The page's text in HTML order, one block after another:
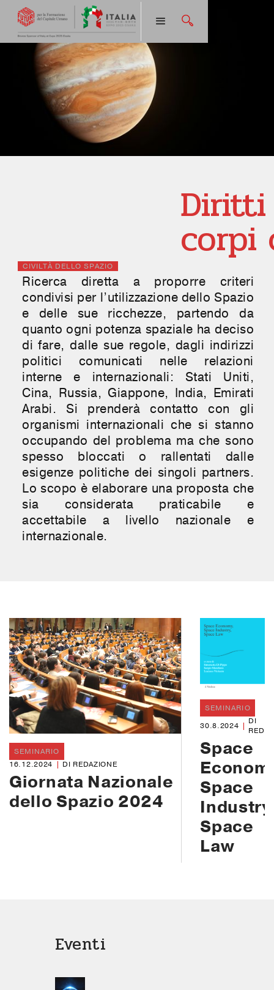
corpi
CIVILTÀ DELLO SPAZIO
Ricerca diretta a proporre criteri
condivisi per l’utilizzazione dello Spazio
e delle sue ricchezze, partendo da
quanto ogni potenza spaziale ha deciso
di fare, dalle sue regole, dagli indirizzi
politici comunicati nelle relazioni
interne e internazionali: Stati Uniti,
Cina, Russia, Giappone, India, Emirati
Arabi. Si prenderà contatto con gli
organismi internazionali che si stanno
occupando del problema ma che sono
spesso bloccati o rallentati dalle
esigenze politiche dei singoli partners.
Lo scopo è elaborare una proposta che
sia considerata praticabile e
accettabile a livello nazionale e
internazionale.
SEMINARIO
16.12.2024 DI REDAZIONE
Giornata Nazionale
dello Spazio 2024
SEMINARIO
30.8.2024
DI
Space
Space
Space
Law
Eventi